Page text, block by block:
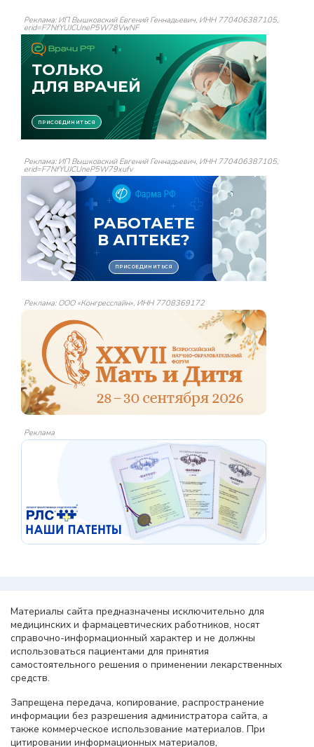
Реклама: ИП Вышковский Евгений Геннадьевич, ИНН 770406387105,
erid=F7NfYUJCUneP5W78VwNF
Реклама: ИП Вышковский Евгений Геннадьевич, ИНН 770406387105,
erid=F7NfYUJCUneP5W79xufv
Реклама: ООО «Конгресслайн», ИНН 7708369172
Реклама
Материалы сайта предназначены исключительно для
медицинских и фармацевтических работников, носят
справочно-информационный характер и не должны
использоваться пациентами для принятия
самостоятельного решения о применении лекарственных
средств.
Запрещена передача, копирование, распространение
информации без разрешения администратора сайта, а
также коммерческое использование материалов. При
цитировании информационных материалов,